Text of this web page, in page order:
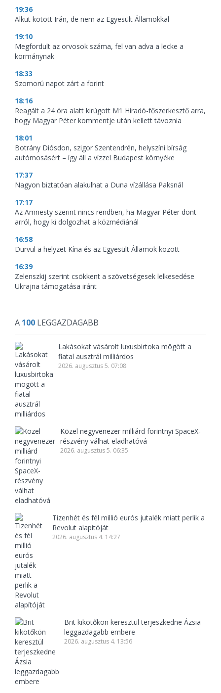
19:36
Alkut kötött Irán, de nem az Egyesült Államokkal
19:10
Megfordult az orvosok száma, fel van adva a lecke a
kormánynak
18:33
Szomorú napot zárt a forint
18:16
Reagált a 24 óra alatt kirúgott M1 Híradó-főszerkesztő arra,
hogy Magyar Péter kommentje után kellett távoznia
18:01
Botrány Diósdon, szigor Szentendrén, helyszíni bírság
autómosásért – így áll a vízzel Budapest környéke
17:37
Nagyon biztatóan alakulhat a Duna vízállása Paksnál
17:17
Az Amnesty szerint nincs rendben, ha Magyar Péter dönt
arról, hogy ki dolgozhat a közmédiánál
16:58
Durvul a helyzet Kína és az Egyesült Államok között
16:39
Zelenszkij szerint csökkent a szövetségesek lelkesedése
Ukrajna támogatása iránt
A 100 LEGGAZDAGABB
Lakásokat vásárolt luxusbirtoka mögött a
fiatal ausztrál milliárdos
2026. augusztus 5. 07:08
Közel negyvenezer milliárd forintnyi SpaceX-
részvény válhat eladhatóvá
2026. augusztus 5. 06:35
Tizenhét és fél millió eurós jutalék miatt perlik a
Revolut alapítóját
2026. augusztus 4. 14:27
Brit kikötőkön keresztül terjeszkedne Ázsia
leggazdagabb embere
2026. augusztus 4. 13:56